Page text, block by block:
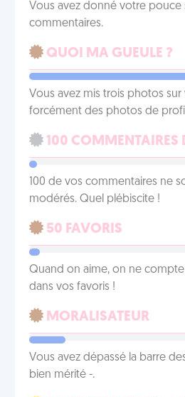
Vous avez donné votre pouce
commentaires.
QUOI MA GUEULE ?
Vous avez mis trois photos
forcément des photos de
100 COMMENTAIRES
100 de vos commentaires ne
modérés. Quel plébiscite !
50 FAVORIS
Quand on aime, on ne compte
dans vos favoris !
MORALISATEUR
Vous avez dépassé la barre
bien mérité -.